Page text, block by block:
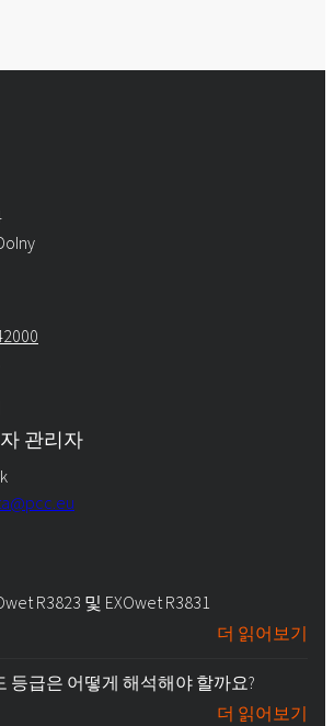
관리자
R3823 및 EXOwet R3831
더 읽어보기
등급은 어떻게 해석해야 할까요?
더 읽어보기